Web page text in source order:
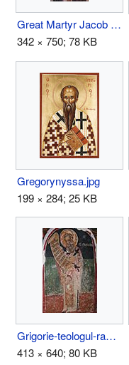
Great Martyr Jacob the Persian.JPG
342 × 750; 78 KB
Gregorynyssa.jpg
199 × 284; 25 KB
Grigorie-teologul-rasca.JPG
413 × 640; 80 KB